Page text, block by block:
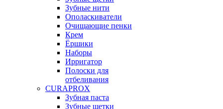
Зубные нити
Ополаскиватели
Очищающие пенки
Крем
Ёршики
Наборы
Ирригатор
Полоски для
отбеливания
CURAPROX
Зубная паста
Зубные щетки